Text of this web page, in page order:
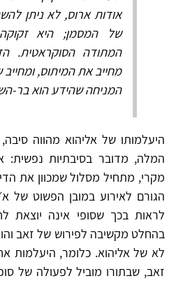
אודות ארוס, לא ניתן
של המסמן; היא
המתודה הסוקראטית.
מחייב את המיתוס,
המניחה שהידע הוא בר-
היעלמותו של אליהוא מהווה
המלה, מדובר בסיבתיות נפשית:
מקרי, מתחיל מסלול שמכוון את
הגורם לאירוע במובן הפשוט של
לראות בכך שסופי אינה יוצאת
בהחלט מקשיבה לפירוש של זאב
לא של אליהוא. כלומר, היעלמות
זאב, שבתורו מוביל לפעולה של